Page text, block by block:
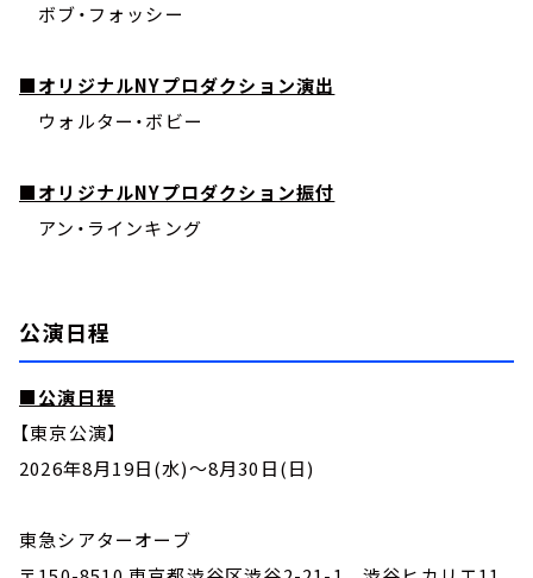
ボブ・フォッシー
■オリジナルNYプロダクション演出
ウォルター・ボビー
■オリジナルNYプロダクション振付
アン・ラインキング
公演日程
■公演日程
【東京公演】
2026年8月19日(水)～8月30日(日)
東急シアターオーブ